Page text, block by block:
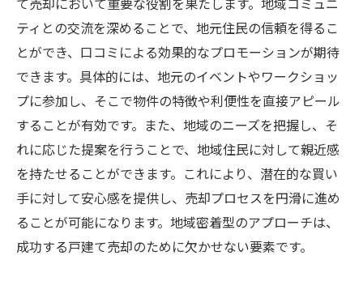
ティとの交流を深めることで、地元住民の信頼を得るこ
とができ、口コミによる効果的なプロモーションが期待
できます。具体的には、地元のイベントやワークショッ
プに参加し、そこで物件の特徴や利便性を直接アピール
することが有効です。また、地域のニーズを把握し、そ
れに応じた提案を行うことで、地域住民に対して親近感
を持たせることができます。これにより、潜在的な買い
手に対して安心感を提供し、売却プロセスを円滑に進め
ることが可能になります。地域密着型のアプローチは、
成功する戸建て売却のために欠かせない要素です。